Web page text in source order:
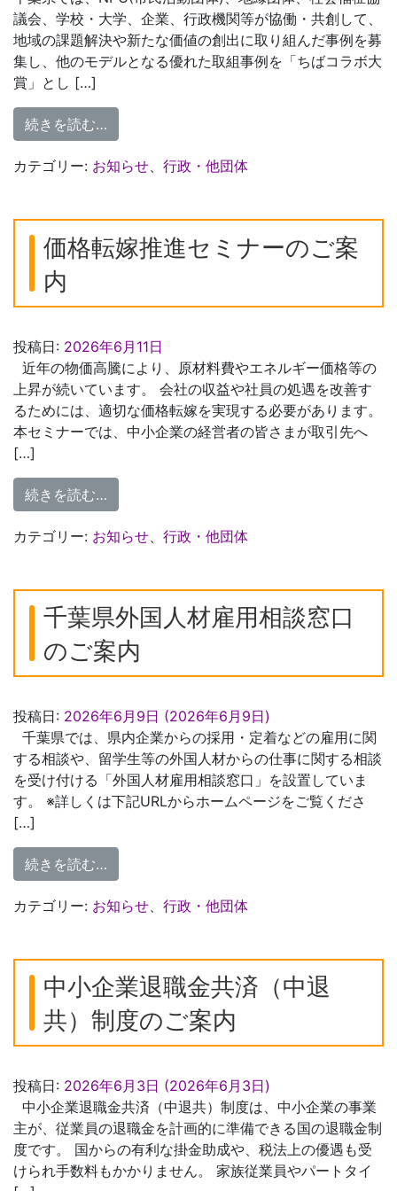
議会、学校・大学、企業、行政機関等が協働・共創して、
地域の課題解決や新たな価値の創出に取り組んだ事例を募
集し、他のモデルとなる優れた取組事例を「ちばコラボ大
賞」とし […]
続きを読む…
カテゴリー: お知らせ、 行政・他団体
価格転嫁推進セミナーのご案
内
投稿日: 2026年6月11日
近年の物価高騰により、原材料費やエネルギー価格等の
上昇が続いています。 会社の収益や社員の処遇を改善す
るためには、適切な価格転嫁を実現する必要があります。
本セミナーでは、中小企業の経営者の皆さまが取引先へ
[…]
続きを読む…
カテゴリー: お知らせ 行政・他団体
千葉県外国人材雇用相談窓口
のご案内
投稿日: 2026年6月9日 (2026年6月9日)
千葉県では、県内企業からの採用・定着などの雇用に関
する相談や、留学生等の外国人材からの仕事に関する相談
を受け付ける「外国人材雇用相談窓口」を設置していま
す。 ※詳しくは下記URLからホームページをご覧くださ
[…]
続きを読む…
カテゴリー: お知らせ 行政・他団体
中小企業退職金共済（中退
共）制度のご案内
投稿日: 2026年6月3日 (2026年6月3日)
中小企業退職金共済（中退共）制度は、中小企業の事業
主が、従業員の退職金を計画的に準備できる国の退職金制
度です。 国からの有利な掛金助成や、税法上の優遇も受
けられ手数料もかかりません。 家族従業員やパートタイ